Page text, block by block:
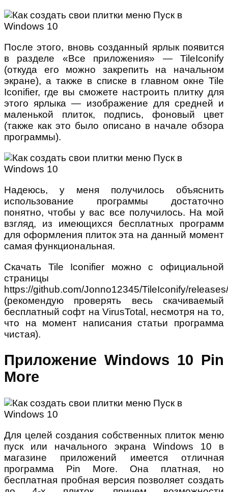
После этого, вновь созданный ярлык появится
в разделе «Все приложения» — TileIconify
(откуда его можно закрепить на начальном
экране), а также в списке в главном окне Tile
Iconifier, где вы сможете настроить плитку для
этого ярлыка — изображение для средней и
маленькой плиток, подпись, фоновый цвет
(также как это было описано в начале обзора
программы).
Надеюсь, у меня получилось объяснить
использование программы достаточно
понятно, чтобы у вас все получилось. На мой
взгляд, из имеющихся бесплатных программ
для оформления плиток эта на данный момент
самая функциональная.
Скачать Tile Iconifier можно с официальной
страницы
https://github.com/Jonno12345/TileIconify/releases/
(рекомендую проверять весь скачиваемый
бесплатный софт на VirusTotal, несмотря на то,
что на момент написания статьи программа
чистая).
Приложение Windows 10 Pin
More
Для целей создания собственных плиток меню
пуск или начального экрана Windows 10 в
магазине приложений имеется отличная
программа Pin More. Она платная, но
бесплатная пробная версия позволяет создать